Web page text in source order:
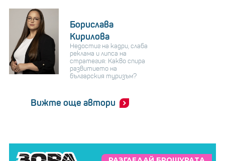
Борислава
Кирилова
Недостиг на кадри, слаба
реклама и липса на
стратегия: Какво спира
развитието на
българския туризъм?
Вижте още автори